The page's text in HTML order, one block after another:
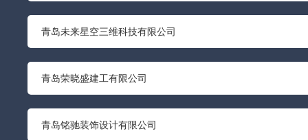
青岛未来星空三维科技有限公司
青岛荣晓盛建工有限公司
青岛铭驰装饰设计有限公司